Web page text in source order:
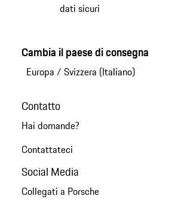
dati sicuri
Cambia il paese di consegna
Europa / Svizzera (Italiano)
Contatto
Hai domande?
Contattateci
Social Media
Collegati a Porsche